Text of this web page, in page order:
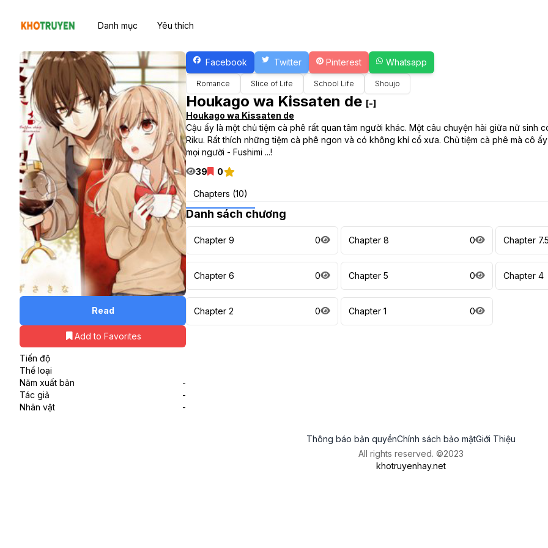
Danh mục Yêu thích
Read
Add to Favorites
Tiến độ
Thể loại
Năm xuất bản
-
Tác giả
-
Nhân vật
-
Facebook Twitter Pinterest Whatsapp
Romance Slice of Life School Life Shoujo
Houkago wa Kissaten de [-]
Houkago wa Kissaten de
Cậu ấy là một chủ tiệm cà phê rất quan tâm người khác. Một câu chuyện hài giữa nữ sinh
Riku. Rất thích những tiệm cà phê ngon và có không khí cổ xưa. Chủ tiệm cà phê mà cô
mọi người - Fushimi ...!
39
0
Chapters (10)
Danh sách chương
Chapter 9 0 Chapter 8 0 Chapter 7.5
Chapter 6 0 Chapter 5 0 Chapter 4
Chapter 2 0 Chapter 1 0
Thông báo bản quyềnChính sách bảo mậtGiới Thiệu
All rights reserved. ©2023
khotruyenhay.net